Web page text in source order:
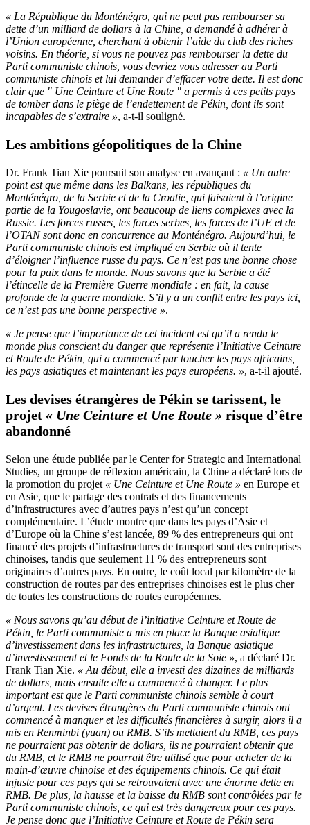
« La République du Monténégro, qui ne peut pas rembourser sa
dette d’un milliard de dollars à la Chine, a demandé à adhérer à
l’Union européenne, cherchant à obtenir l’aide du club des riches
voisins. En théorie, si vous ne pouvez pas rembourser la dette du
Parti communiste chinois, vous devriez vous adresser au Parti
communiste chinois et lui demander d’effacer votre dette. Il est donc
clair que " Une Ceinture et Une Route " a permis à ces petits pays
de tomber dans le piège de l’endettement de Pékin, dont ils sont
incapables de s’extraire », a-t-il souligné.
Les ambitions géopolitiques de la Chine
Dr. Frank Tian Xie poursuit son analyse en avançant : « Un autre
point est que même dans les Balkans, les républiques du
Monténégro, de la Serbie et de la Croatie, qui faisaient à l’origine
partie de la Yougoslavie, ont beaucoup de liens complexes avec la
Russie. Les forces russes, les forces serbes, les forces de l’UE et de
l’OTAN sont donc en concurrence au Monténégro. Aujourd’hui, le
Parti communiste chinois est impliqué en Serbie où il tente
d’éloigner l’influence russe du pays. Ce n’est pas une bonne chose
pour la paix dans le monde. Nous savons que la Serbie a été
l’étincelle de la Première Guerre mondiale : en fait, la cause
profonde de la guerre mondiale. S’il y a un conflit entre les pays ici,
ce n’est pas une bonne perspective ».
« Je pense que l’importance de cet incident est qu’il a rendu le
monde plus conscient du danger que représente l’Initiative Ceinture
et Route de Pékin, qui a commencé par toucher les pays africains,
les pays asiatiques et maintenant les pays européens. », a-t-il ajouté.
Les devises étrangères de Pékin se tarissent, le
projet « Une Ceinture et Une Route » risque d’être
abandonné
Selon une étude publiée par le Center for Strategic and International
Studies, un groupe de réflexion américain, la Chine a déclaré lors de
la promotion du projet « Une Ceinture et Une Route » en Europe et
en Asie, que le partage des contrats et des financements
d’infrastructures avec d’autres pays n’est qu’un concept
complémentaire. L’étude montre que dans les pays d’Asie et
d’Europe où la Chine s’est lancée, 89 % des entrepreneurs qui ont
financé des projets d’infrastructures de transport sont des entreprises
chinoises, tandis que seulement 11 % des entrepreneurs sont
originaires d’autres pays. En outre, le coût local par kilomètre de la
construction de routes par des entreprises chinoises est le plus cher
de toutes les constructions de routes européennes.
« Nous savons qu’au début de l’initiative Ceinture et Route de
Pékin, le Parti communiste a mis en place la Banque asiatique
d’investissement dans les infrastructures, la Banque asiatique
d’investissement et le Fonds de la Route de la Soie », a déclaré Dr.
Frank Tian Xie. « Au début, elle a investi des dizaines de milliards
de dollars, mais ensuite elle a commencé à changer. Le plus
important est que le Parti communiste chinois semble à court
d’argent. Les devises étrangères du Parti communiste chinois ont
commencé à manquer et les difficultés financières à surgir, alors il a
mis en Renminbi (yuan) ou RMB. S’ils mettaient du RMB, ces pays
ne pourraient pas obtenir de dollars, ils ne pourraient obtenir que
du RMB, et le RMB ne pourrait être utilisé que pour acheter de la
main-d’œuvre chinoise et des équipements chinois. Ce qui était
injuste pour ces pays qui se retrouvaient avec une énorme dette en
RMB. De plus, la hausse et la baisse du RMB sont contrôlées par le
Parti communiste chinois, ce qui est très dangereux pour ces pays.
Je pense donc que l’Initiative Ceinture et Route de Pékin sera